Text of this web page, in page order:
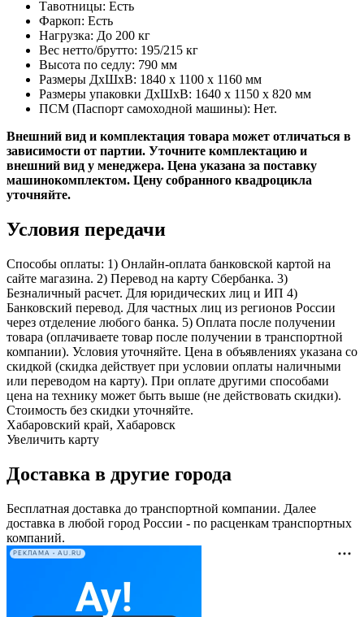
Тавотницы: Есть
Фаркоп: Есть
Нагрузка: До 200 кг
Вес нетто/брутто: 195/215 кг
Высота по седлу: 790 мм
Размеры ДхШхВ: 1840 x 1100 x 1160 мм
Размеры упаковки ДхШхВ: 1640 x 1150 x 820 мм
ПСМ (Паспорт самоходной машины): Нет.
Внешний вид и комплектация товара может отличаться в
зависимости от партии. Уточните комплектацию и
внешний вид у менеджера.​ Цена указана за поставку
машинокомплектом. Цену собранного квадроцикла
уточняйте.
Условия передачи
Способы оплаты: 1) Онлайн-оплата банковской картой на
сайте магазина. 2) Перевод на карту Сбербанка. 3)
Безналичный расчет. Для юридических лиц и ИП 4)
Банковский перевод. Для частных лиц из регионов России
через отделение любого банка. 5) Оплата после получении
товара (оплачиваете товар после получении в транспортной
компании). Условия уточняйте. Цена в объявлениях указана со
скидкой (скидка действует при условии оплаты наличными
или переводом на карту). При оплате другими способами
цена на технику может быть выше (не действовать скидки).
Стоимость без скидки уточняйте.
Хабаровский край, Хабаровск
Увеличить карту
Доставка в другие города
Бесплатная доставка до транспортной компании. Далее
доставка в любой город России - по расценкам транспортных
компаний.
РЕКЛАМА • AU.RU